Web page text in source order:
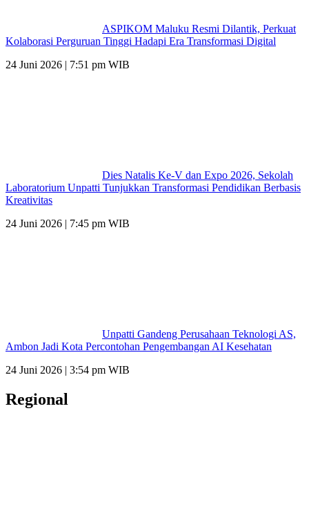
ASPIKOM Maluku Resmi Dilantik, Perkuat
Kolaborasi Perguruan Tinggi Hadapi Era Transformasi Digital
24 Juni 2026 | 7:51 pm WIB
Dies Natalis Ke-V dan Expo 2026, Sekolah
Laboratorium Unpatti Tunjukkan Transformasi Pendidikan Berbasis
Kreativitas
24 Juni 2026 | 7:45 pm WIB
Unpatti Gandeng Perusahaan Teknologi AS,
Ambon Jadi Kota Percontohan Pengembangan AI Kesehatan
24 Juni 2026 | 3:54 pm WIB
Regional